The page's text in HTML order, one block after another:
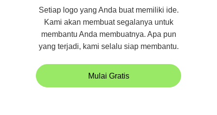
Setiap logo yang Anda buat memiliki ide.
Kami akan membuat segalanya untuk
membantu Anda membuatnya. Apa pun
yang terjadi, kami selalu siap membantu.
Mulai Gratis